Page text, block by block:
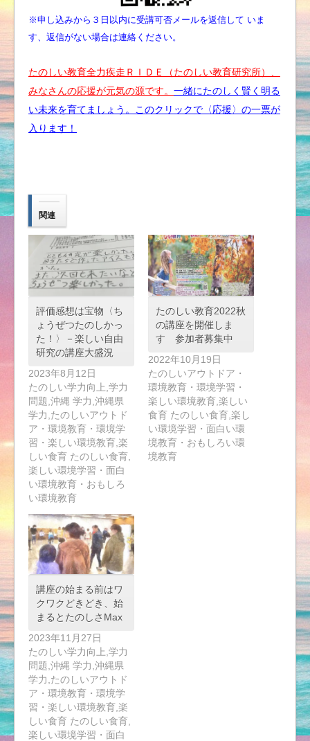
※申し込みから３日以内に受講可否メールを返信して いま
す、返信がない場合は連絡ください。
たのしい教育全力疾走ＲＩＤＥ（たのしい教育研究所）、
みなさんの応援が元気の源です。 一緒にたのしく賢く明る
い未来を育てましょう。このクリックで〈応援〉の一票が
入ります！
関連
評価感想は宝物〈ち
ょうぜつたのしかっ
た！〉－楽しい自由
研究の講座大盛況
2023年8月12日
たのしい学力向上,学力
問題,沖縄 学力,沖縄県
学力,たのしいアウトド
ア・環境教育・環境学
習・楽しい環境教育,楽
しい食育 たのしい食育,
楽しい環境学習・面白
い環境教育・おもしろ
い環境教育
たのしい教育2022秋
の講座を開催しま
す 参加者募集中
2022年10月19日
たのしいアウトドア・
環境教育・環境学習・
楽しい環境教育,楽しい
食育 たのしい食育,楽し
い環境学習・面白い環
境教育・おもしろい環
境教育
講座の始まる前はワ
クワクどきどき、始
まるとたのしさMax
2023年11月27日
たのしい学力向上,学力
問題,沖縄 学力,沖縄県
学力,たのしいアウトド
ア・環境教育・環境学
習・楽しい環境教育,楽
しい食育 たのしい食育,
楽しい環境学習・面白